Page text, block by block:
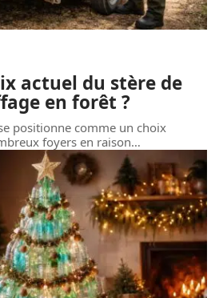
actuel du stère de
en forêt ?
positionne comme un choix
foyers en raison…